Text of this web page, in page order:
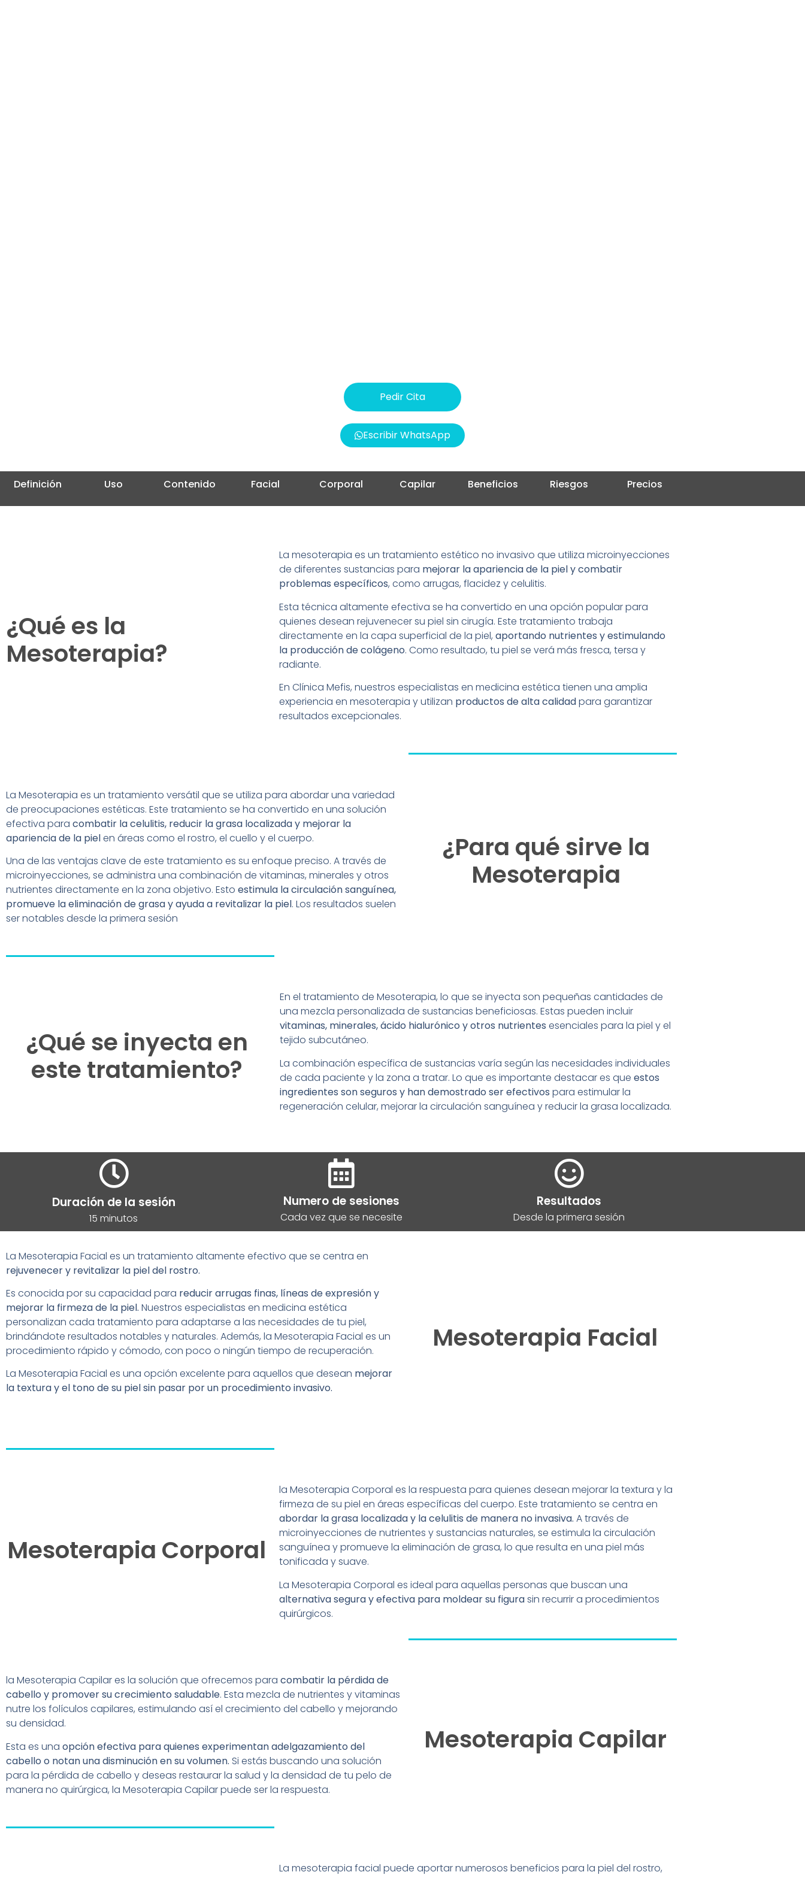
Pedir Cita
Escribir WhatsApp
Definición Uso Contenido Facial Corporal Capilar Beneficios Riesgos Precios
¿Qué es la
Mesoterapia?
La mesoterapia es un tratamiento estético no invasivo que utiliza microinyecciones
de diferentes sustancias para mejorar la apariencia de la piel y combatir
problemas específicos, como arrugas, flacidez y celulitis.
Esta técnica altamente efectiva se ha convertido en una opción popular para
quienes desean rejuvenecer su piel sin cirugía. Este tratamiento trabaja
directamente en la capa superficial de la piel, aportando nutrientes y estimulando
la producción de colágeno. Como resultado, tu piel se verá más fresca, tersa y
radiante.
En Clínica Mefis, nuestros especialistas en medicina estética tienen una amplia
experiencia en mesoterapia y utilizan productos de alta calidadpara garantizar
resultados excepcionales.
La Mesoterapia es un tratamiento versátil que se utiliza para abordar una variedad
de preocupaciones estéticas. Este tratamiento se ha convertido en una solución
efectiva para combatir la celulitis, reducir la grasa localizada y mejorar la
apariencia de la pielen áreas como el rostro, el cuello y el cuerpo.
Una de las ventajas clave de este tratamiento es su enfoque preciso. A través de
microinyecciones, se administra una combinación de vitaminas, minerales y otros
nutrientes directamente en la zona objetivo. Esto estimula la circulación sanguínea,
promueve la eliminación de grasa y ayuda a revitalizar la piel. Los resultados suelen
ser notables desde la primera sesión
¿Para qué sirve la
Mesoterapia
¿Qué se inyecta en
este tratamiento?
En el tratamiento de Mesoterapia, lo que se inyecta son pequeñas cantidades de
una mezcla personalizada de sustancias beneficiosas. Estas pueden incluir
vitaminas, minerales, ácido hialurónico y otros nutrientes esenciales para la piel y el
tejido subcutáneo.
La combinación específica de sustancias varía según las necesidades individuales
de cada paciente y la zona a tratar. Lo que es importante destacar es que estos
ingredientes son seguros y han demostrado ser efectivos para estimular la
regeneración celular, mejorar la circulación sanguínea y reducir la grasa localizada.
Duración de la sesión
15 minutos
Numero de sesiones
Cada vez que se necesite
Resultados
Desde la primera sesión
La Mesoterapia Facial es un tratamiento altamente efectivo que se centra en
rejuvenecer y revitalizar la piel del rostro.
Es conocida por su capacidad para reducir arrugas finas, líneas de expresión y
mejorar la firmeza de la piel. Nuestros especialistas en medicina estética
personalizan cada tratamiento para adaptarse a las necesidades de tu piel,
brindándote resultados notables y naturales. Además, la Mesoterapia Facial es un
procedimiento rápido y cómodo, con poco o ningún tiempo de recuperación.
La Mesoterapia Facial es una opción excelente para aquellos que desean mejorar
la textura y el tono de su piel sin pasar por un procedimiento invasivo.
Mesoterapia Facial
Mesoterapia Corporal
la Mesoterapia Corporal es la respuesta para quienes desean mejorar la textura y la
firmeza de su piel en áreas específicas del cuerpo. Este tratamiento se centra en
abordar la grasa localizada y la celulitis de manera no invasiva. A través de
microinyecciones de nutrientes y sustancias naturales, se estimula la circulación
sanguínea y promueve la eliminación de grasa, lo que resulta en una piel más
tonificada y suave.
La Mesoterapia Corporal es ideal para aquellas personas que buscan una
alternativa segura y efectiva para moldear su figurasin recurrir a procedimientos
quirúrgicos.
la Mesoterapia Capilar es la solución que ofrecemos para combatir la pérdida de
cabello y promover su crecimiento saludable. Esta mezcla de nutrientes y vitaminas
nutre los folículos capilares, estimulando así el crecimiento del cabello y mejorando
su densidad.
Esta es una opción efectiva para quienes experimentan adelgazamiento del
cabello o notan una disminución en su volumen. Si estás buscando una solución
para la pérdida de cabello y deseas restaurar la salud y la densidad de tu pelo de
manera no quirúrgica, la Mesoterapia Capilar puede ser la respuesta.
Mesoterapia Capilar
La mesoterapia facial puede aportar numerosos beneficios para la piel del rostro,